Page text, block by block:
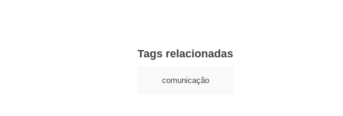
Tags relacionadas
comunicação